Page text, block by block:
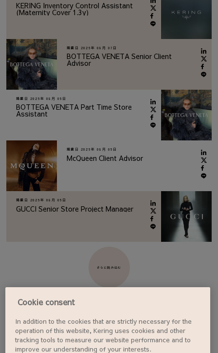
KERING Inventory Control Assistant
(Maternity Cover 1.3y)
掲載日 2026年 08月 07日
BOTTEGA VENETA Senior Client
Advisor
掲載日 2026年 08月 06日
BOTTEGA VENETA Part Time Store
Assistant
掲載日 2026年 08月 06日
McQueen Client Advisor
掲載日 2026年 08月 06日
GUCCI Senior Store Project Manager
さらに読み込む
ジョブアラートを設定する
Cookie consent
In addition to the cookies that are strictly necessary for the
operation of this website, Kering uses cookies and other
tracking tools to measure our website performance and to
improve our understanding of your interests.